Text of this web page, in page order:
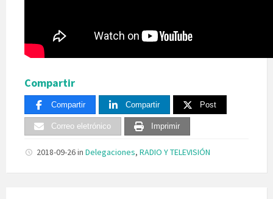
Compartir
Compartir Compartir Post
Correo eletrónico Imprimir
2018-09-26in Delegaciones, RADIO Y TELEVISIÓN